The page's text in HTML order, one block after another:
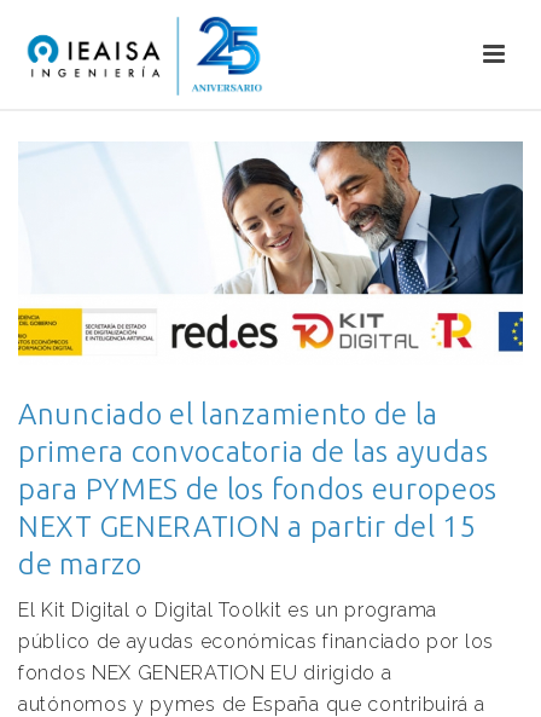
Anunciado el lanzamiento de la
primera convocatoria de las ayudas
para PYMES de los fondos europeos
NEXT GENERATION a partir del 15
de marzo
El Kit Digital o Digital Toolkit es un programa
público de ayudas económicas financiado por los
fondos NEX GENERATION EU dirigido a
autónomos y pymes de España que contribuirá a